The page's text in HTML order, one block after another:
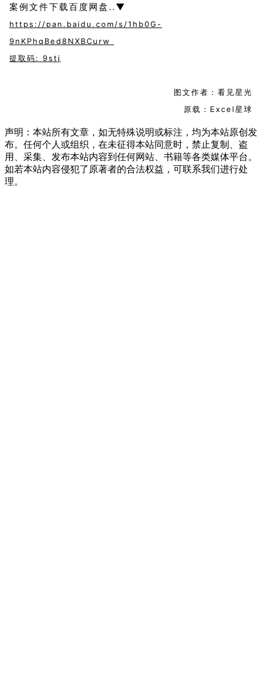
案例文件下载百度网盘..▼
https://pan.baidu.com/s/1hb0G-
9nKPhqBed8NXBCurw
提取码: 9stj
图文作者：看见星光
原载：Excel星球
声明：本站所有文章，如无特殊说明或标注，均为本站原创发
布。任何个人或组织，在未征得本站同意时，禁止复制、盗
用、采集、发布本站内容到任何网站、书籍等各类媒体平台。
如若本站内容侵犯了原著者的合法权益，可联系我们进行处
理。